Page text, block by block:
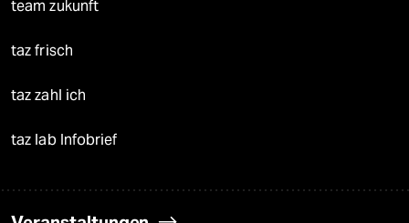
team zukunft
taz frisch
taz zahl ich
taz lab Infobrief